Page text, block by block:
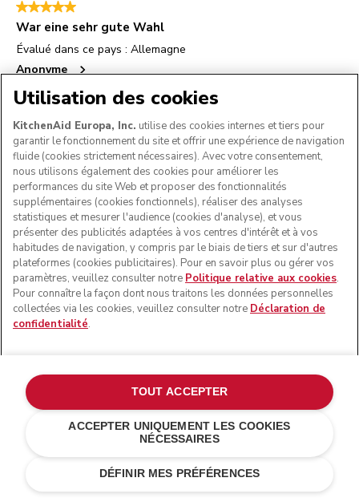
€ 81,75 € 109,00
Économies de coûts€ 27,25
Utilisation des cookies
KitchenAid Europa, Inc. utilise des cookies internes et tiers pour
garantir le fonctionnement du site et offrir une expérience de navigation
fluide (cookies strictement nécessaires). Avec votre consentement,
nous utilisons également des cookies pour améliorer les
performances du site Web et proposer des fonctionnalités
supplémentaires (cookies fonctionnels), réaliser des analyses
statistiques et mesurer l'audience (cookies d'analyse), et vous
présenter des publicités adaptées à vos centres d'intérêt et à vos
habitudes de navigation, y compris par le biais de tiers et sur d'autres
plateformes (cookies publicitaires). Pour en savoir plus ou gérer vos
paramètres, veuillez consulter notre Politique relative aux cookies.
Pour connaître la façon dont nous traitons les données personnelles
collectées via les cookies, veuillez consulter notre Déclaration de
confidentialité.
DÉFINIR MES PRÉFÉRENCES
ACCEPTER UNIQUEMENT LES COOKIES
NÉCESSAIRES
TOUT ACCEPTER